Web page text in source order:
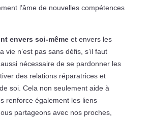
l’âme de nouvelles compétences
envers soi-mêmeet envers les
vie n’est pas sans défis, s’il faut
nécessaire de se pardonner les
des relations réparatrices et
soi. Cela non seulement aide à
renforce également les liens
partageons avec nos proches,